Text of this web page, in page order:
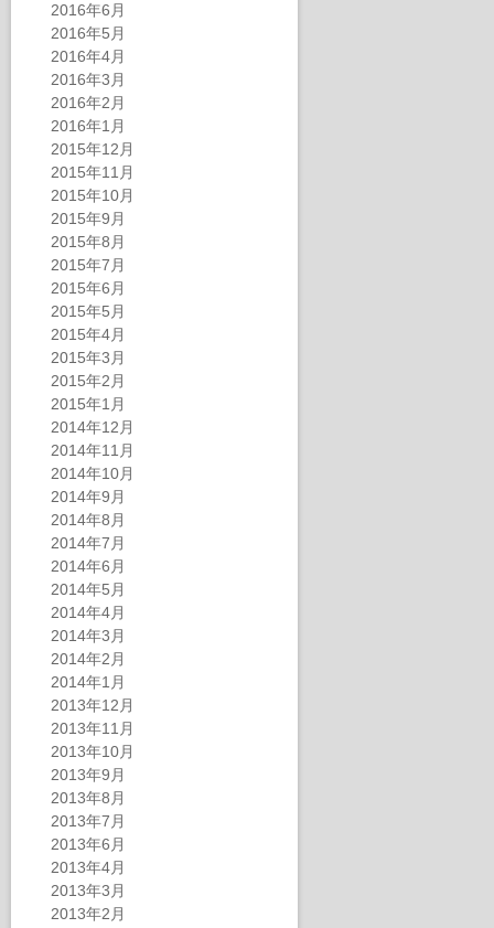
2016年6月
2016年5月
2016年4月
2016年3月
2016年2月
2016年1月
2015年12月
2015年11月
2015年10月
2015年9月
2015年8月
2015年7月
2015年6月
2015年5月
2015年4月
2015年3月
2015年2月
2015年1月
2014年12月
2014年11月
2014年10月
2014年9月
2014年8月
2014年7月
2014年6月
2014年5月
2014年4月
2014年3月
2014年2月
2014年1月
2013年12月
2013年11月
2013年10月
2013年9月
2013年8月
2013年7月
2013年6月
2013年4月
2013年3月
2013年2月